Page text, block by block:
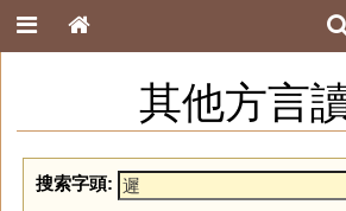
其他方言
搜索字頭: